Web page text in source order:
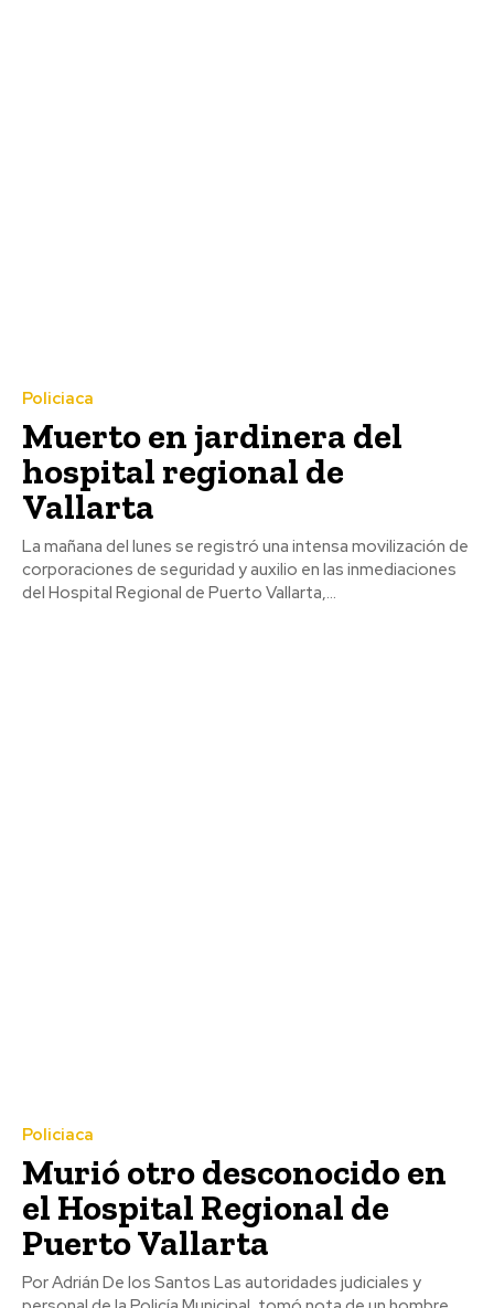
Policiaca
Muerto en jardinera del
hospital regional de
Vallarta
La mañana del lunes se registró una intensa movilización de
corporaciones de seguridad y auxilio en las inmediaciones
del Hospital Regional de Puerto Vallarta,...
Policiaca
Murió otro desconocido en
el Hospital Regional de
Puerto Vallarta
Por Adrián De los Santos Las autoridades judiciales y